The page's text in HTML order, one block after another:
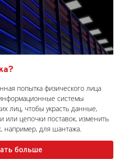
попытка физического лица
системы
лиц, чтобы украсть данные,
или цепочки поставок, изменить
например, для шантажа.
больше